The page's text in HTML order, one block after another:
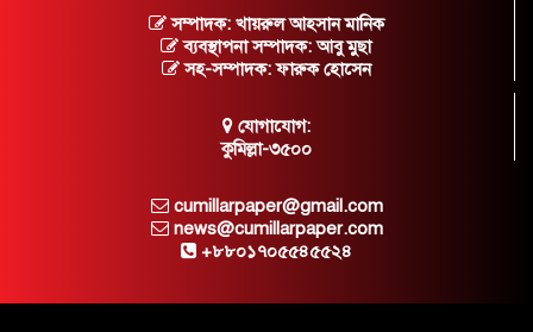
সম্পাদক: খায়রুল আহসান মানিক
ব্যবস্থাপনা সম্পাদক: আবু মুছা
সহ-সম্পাদক: ফারুক হোসেন
যোগাযোগ:
কুমিল্লা-৩৫০০
cumillarpaper@gmail.com
news@cumillarpaper.com
+৮৮০১৭০৫৫৪৫৫২৪